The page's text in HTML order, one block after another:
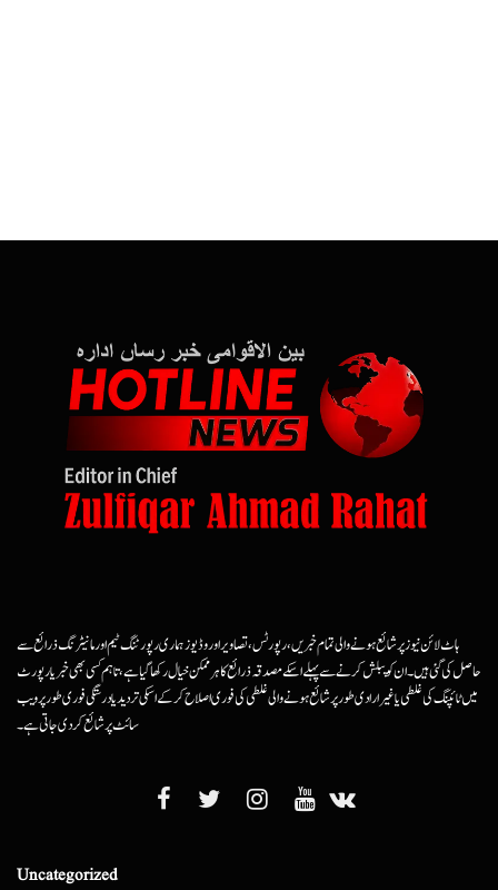
ہاٹ لائن نیوز پر شائع ہونے والی تمام خبریں، رپورٹس، تصاویر اور وڈیوز ہماری رپورٹنگ ٹیم اور مانیٹرنگ ذرائع سے
حاصل کی گئی ہیں۔ ان کو پبلش کرنے سے پہلے اسکے مصدقہ ذرائع کا ہرممکن خیال رکھا گیا ہے، تاہم کسی بھی خبر یا رپورٹ
میں ٹائپنگ کی غلطی یا غیرارادی طور پر شائع ہونے والی غلطی کی فوری اصلاح کرکے اسکی تردید یا درستگی فوری طور پر ویب
سائٹ پر شائع کردی جاتی ہے۔
Uncategorized